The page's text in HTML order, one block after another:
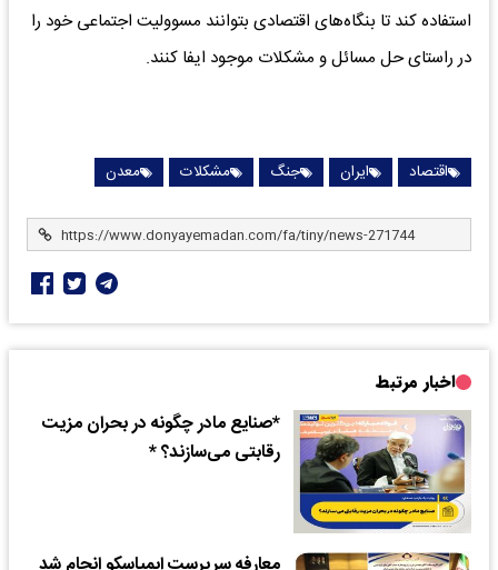
استفاده کند تا بنگاه‌های اقتصادی بتوانند مسوولیت اجتماعی خود را
در راستای حل مسائل و مشکلات موجود ایفا کنند.
اقتصاد ایران جنگ مشکلات معدن
اخبار مرتبط
*صنایع مادر چگونه در بحران مزیت
رقابتی می‌سازند؟ *